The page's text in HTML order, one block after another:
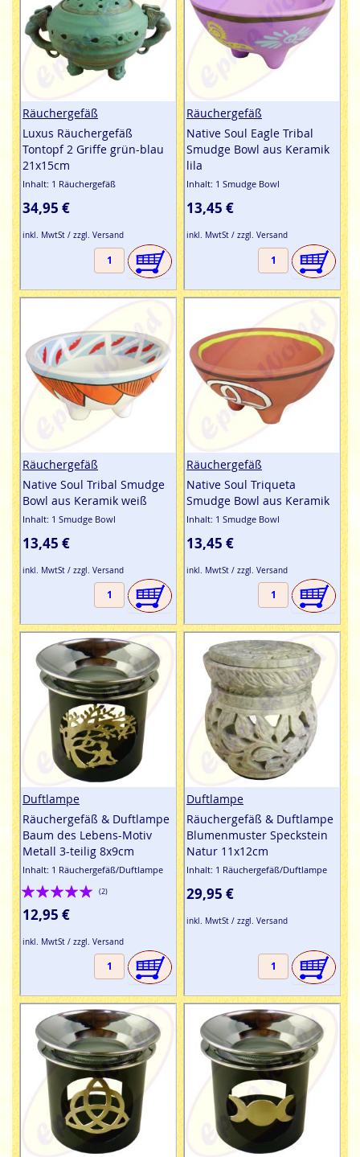
Räuchergefäß
Luxus Räuchergefäß
Tontopf 2 Griffe grün-blau
21x15cm
Inhalt: 1 Räuchergefäß
34,95 €
inkl. MwtSt / zzgl. Versand
Räuchergefäß
Native Soul Eagle Tribal
Smudge Bowl aus Keramik
lila
Inhalt: 1 Smudge Bowl
13,45 €
inkl. MwtSt / zzgl. Versand
Räuchergefäß
Native Soul Tribal Smudge
Bowl aus Keramik weiß
Inhalt: 1 Smudge Bowl
13,45 €
inkl. MwtSt / zzgl. Versand
Räuchergefäß
Native Soul Triqueta
Smudge Bowl aus Keramik
Inhalt: 1 Smudge Bowl
13,45 €
inkl. MwtSt / zzgl. Versand
Duftlampe
Räuchergefäß & Duftlampe
Baum des Lebens-Motiv
Metall 3-teilig 8x9cm
Inhalt: 1 Räuchergefäß/Duftlampe
Bewertung:
100%
(2)
12,95 €
inkl. MwtSt / zzgl. Versand
Duftlampe
Räuchergefäß & Duftlampe
Blumenmuster Speckstein
Natur 11x12cm
Inhalt: 1 Räuchergefäß/Duftlampe
29,95 €
inkl. MwtSt / zzgl. Versand